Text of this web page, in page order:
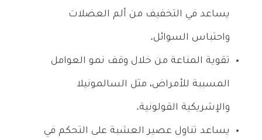
يساعد في التخفيف من ألم العضلات
واحتباس السوائل.
تقوية المناعة من خلال وقف نمو العوامل
المسببة للأمراض، مثل السالمونيلا
والإشريكية القولونية.
يساعد تناول عصير العشبة على التحكم في